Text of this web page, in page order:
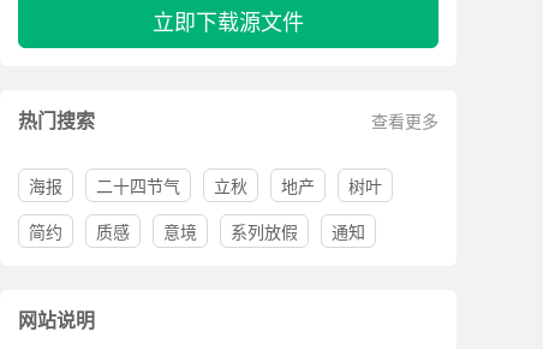
立即下载源文件
热门搜索 查看更多
海报 二十四节气 立秋 地产
树叶
简约
质感 意境 系列放假 通知
网站说明